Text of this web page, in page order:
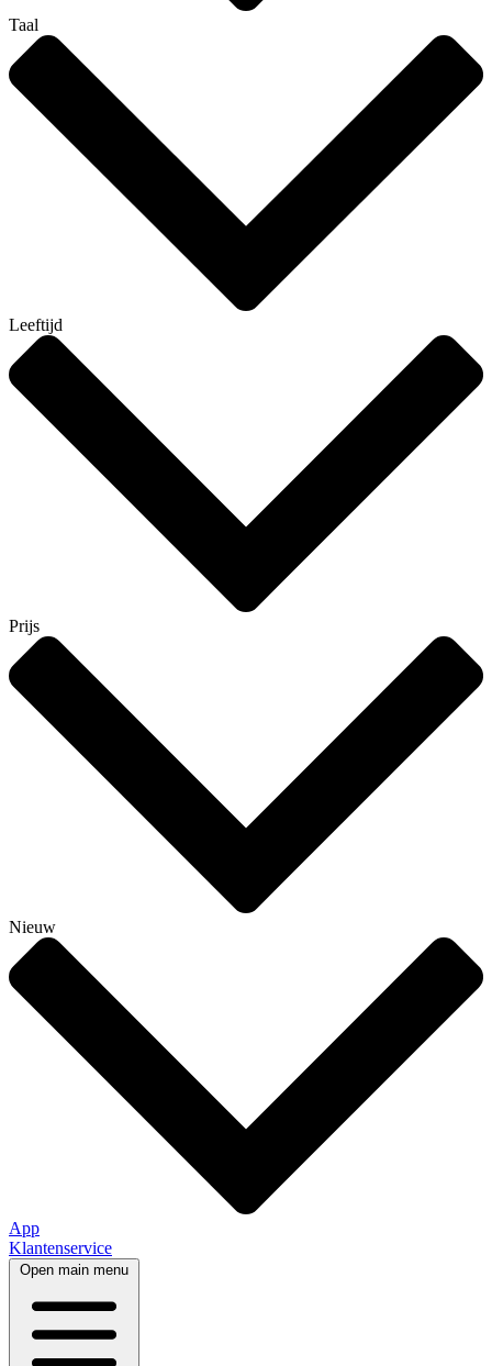
Taal
Leeftijd
Prijs
Nieuw
App
Klantenservice
Open main menu